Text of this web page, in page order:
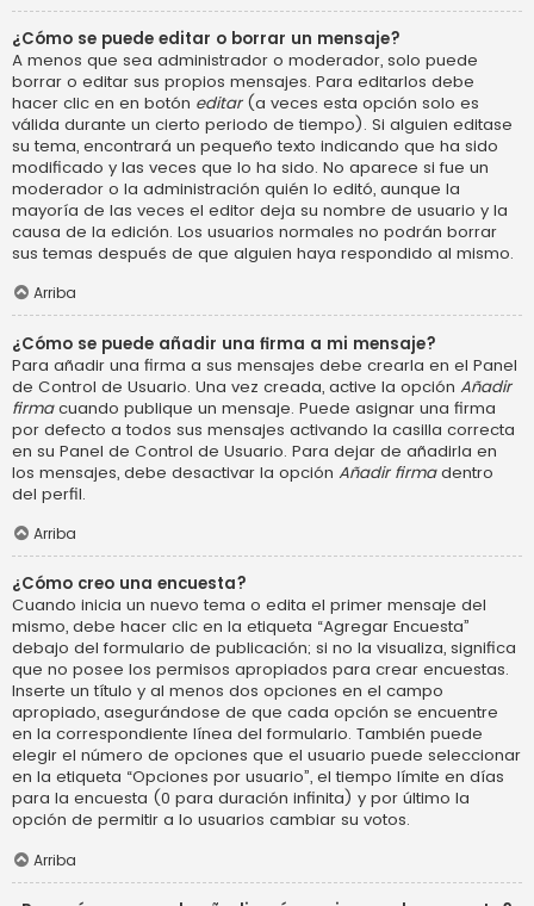
¿Cómo se puede editar o borrar un mensaje?
A menos que sea administrador o moderador, solo puede
borrar o editar sus propios mensajes. Para editarlos debe
hacer clic en en botón editar(a veces esta opción solo es
válida durante un cierto periodo de tiempo). Si alguien editase
su tema, encontrará un pequeño texto indicando que ha sido
modificado y las veces que lo ha sido. No aparece si fue un
moderador o la administración quién lo editó, aunque la
mayoría de las veces el editor deja su nombre de usuario y la
causa de la edición. Los usuarios normales no podrán borrar
sus temas después de que alguien haya respondido al mismo.
Arriba
¿Cómo se puede añadir una firma a mi mensaje?
Para añadir una firma a sus mensajes debe crearla en el Panel
de Control de Usuario. Una vez creada, active la opción Añadir
firmacuando publique un mensaje. Puede asignar una firma
por defecto a todos sus mensajes activando la casilla correcta
en su Panel de Control de Usuario. Para dejar de añadirla en
los mensajes, debe desactivar la opción Añadir firmadentro
del perfil.
Arriba
¿Cómo creo una encuesta?
Cuando inicia un nuevo tema o edita el primer mensaje del
mismo, debe hacer clic en la etiqueta “Agregar Encuesta”
debajo del formulario de publicación; si no la visualiza, significa
que no posee los permisos apropiados para crear encuestas.
Inserte un título y al menos dos opciones en el campo
apropiado, asegurándose de que cada opción se encuentre
en la correspondiente línea del formulario. También puede
elegir el número de opciones que el usuario puede seleccionar
en la etiqueta “Opciones por usuario”, el tiempo límite en días
para la encuesta (0 para duración infinita) y por último la
opción de permitir a lo usuarios cambiar su votos.
Arriba